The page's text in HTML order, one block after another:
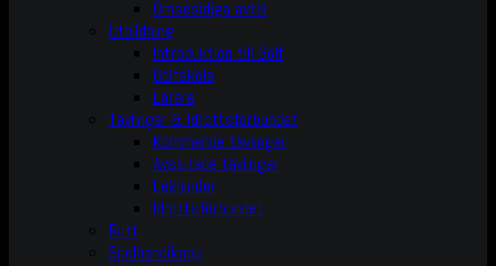
Ömsesidiga avtal
Utbildning
Introduktion till Golf
Golfskola
Lärare
Tävlingar & Idrottsförbundet
Kommande tävlingar
Avslutade tävlingar
Lekhinder
Idrottsförbundet
Rutt
Spelhandikapp